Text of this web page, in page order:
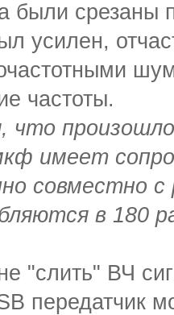
были срезаны
усилен,
частоты.
что
имеет
совместно
в 180
"слить" ВЧ
передатчик